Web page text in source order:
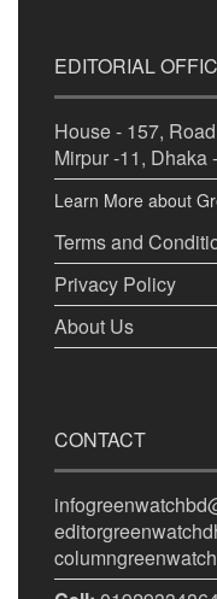
EDITORIAL
House - 157,
Mirpur -11, Dhaka
Learn More about
Terms and
Privacy Policy
About Us
CONTACT